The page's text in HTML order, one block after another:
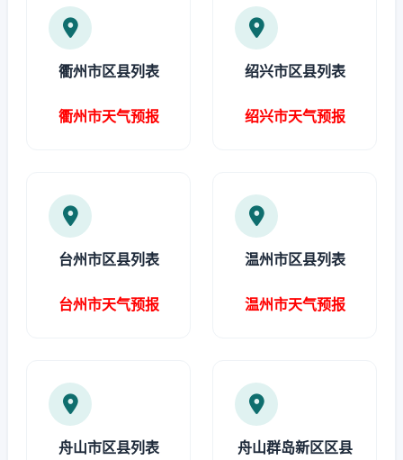
衢州市区县列表
衢州市天气预报
绍兴市区县列表
绍兴市天气预报
台州市区县列表
台州市天气预报
温州市区县列表
温州市天气预报
舟山市区县列表
舟山群岛新区区县